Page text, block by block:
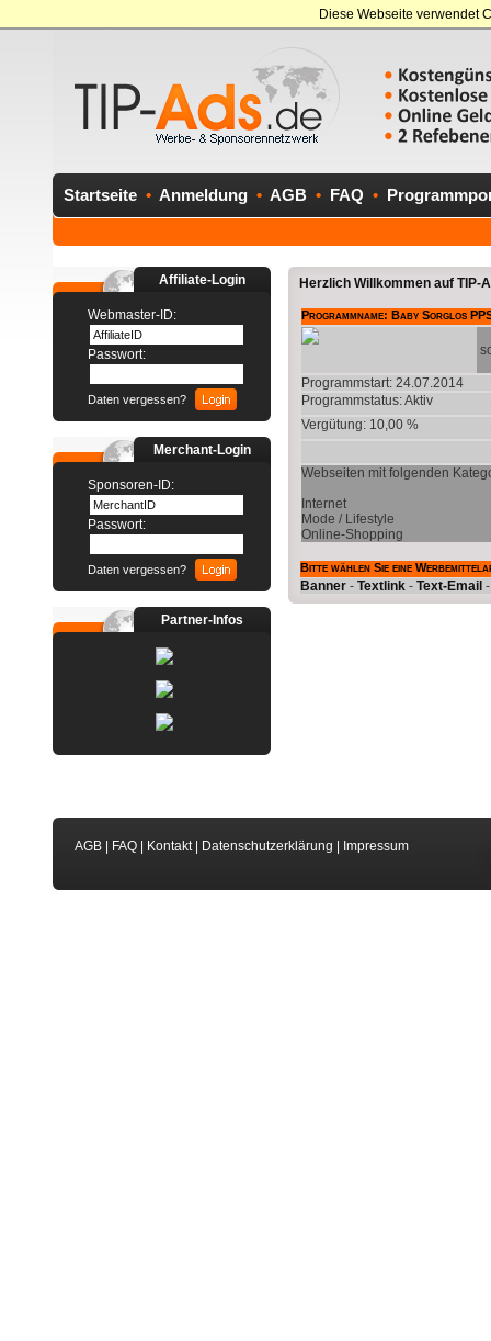
Diese Webseite verwendet
Startseite • Anmeldung • AGB • FAQ •
Affiliate-Login
Webmaster-ID:
Passwort:
Daten vergessen?
Merchant-Login
Sponsoren-ID:
Passwort:
Daten vergessen?
Partner-Infos
Herzlich Willkommen auf TIP-
Programmname: Baby Sorglos
Programmstart: 24.07.2014
Programmstatus:Aktiv
Vergütung: 10,00 %
Webseiten mit folgenden
Internet
Mode / Lifestyle
Online-Shopping
Bitte wählen Sie eine
Banner - Textlink - Text-Email
AGB FAQ Kontakt| Datenschutzerklärung Impressum